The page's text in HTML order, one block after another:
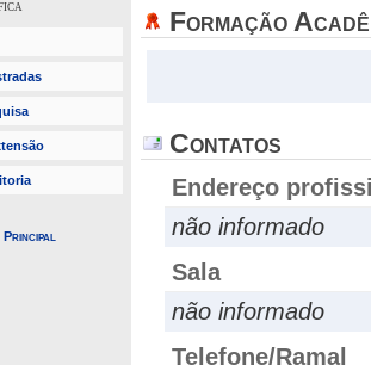
Formação
Contatos
Endereço
não informado
Sala
não informado
Telefone/Ramal